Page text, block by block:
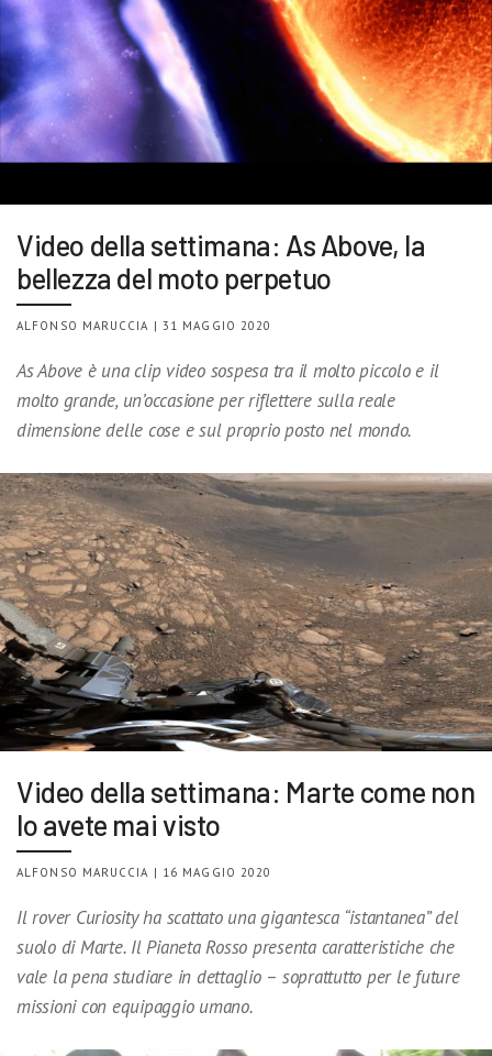
Video della settimana: As Above, la
bellezza del moto perpetuo
ALFONSO MARUCCIA | 31 MAGGIO 2020
As Above è una clip video sospesa tra il molto piccolo e il
molto grande, un’occasione per riflettere sulla reale
dimensione delle cose e sul proprio posto nel mondo.
Video della settimana: Marte come non
lo avete mai visto
ALFONSO MARUCCIA | 16 MAGGIO 2020
Il rover Curiosity ha scattato una gigantesca “istantanea” del
suolo di Marte. Il Pianeta Rosso presenta caratteristiche che
vale la pena studiare in dettaglio – soprattutto per le future
missioni con equipaggio umano.